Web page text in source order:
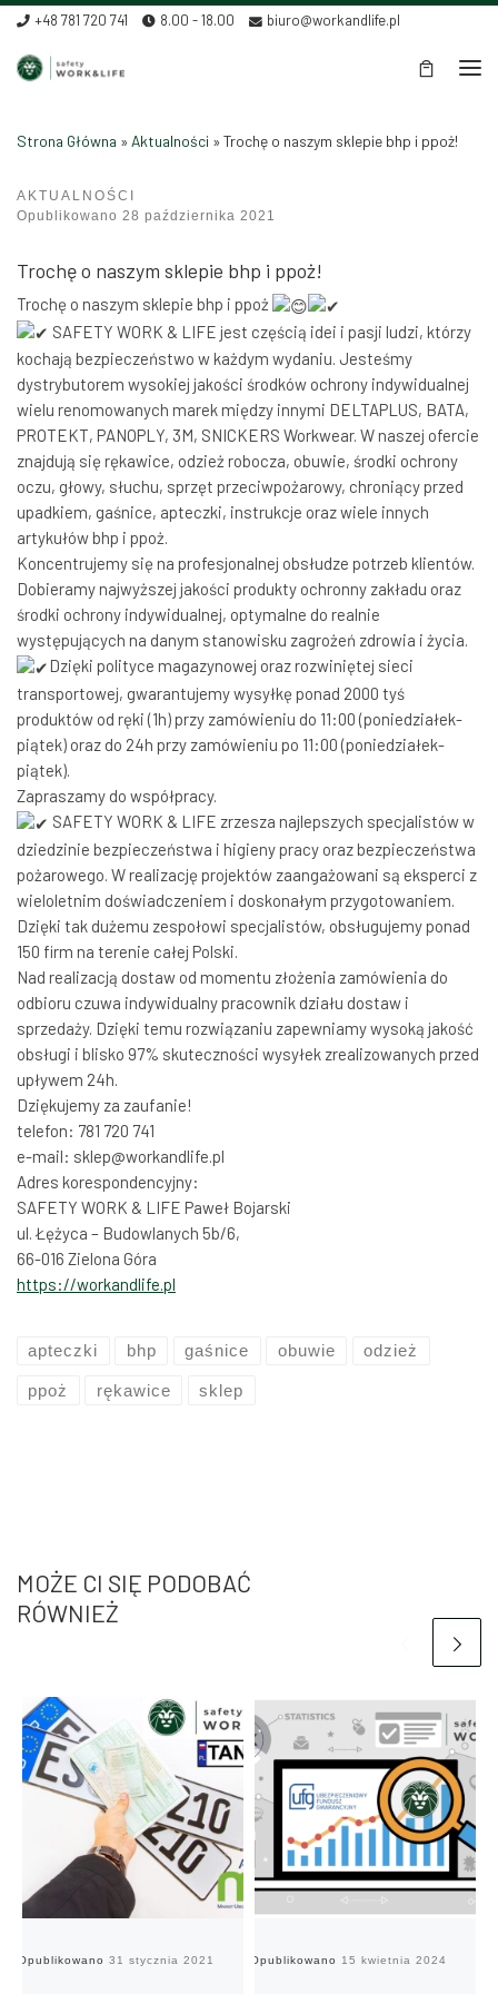
Skip to content
+48 781 720 741 8.00 - 18.00 biuro@workandlife.pl
Strona Główna » Aktualności »Trochę o naszym sklepie bhp i ppoż!
AKTUALNOŚCI
Opublikowano 28 października 2021
Trochę o naszym sklepie bhp i ppoż!
Trochę o naszym sklepie bhp i ppoż
SAFETY WORK & LIFE jest częścią idei i pasji ludzi, którzy
kochają bezpieczeństwo w każdym wydaniu. Jesteśmy
dystrybutorem wysokiej jakości środków ochrony indywidualnej
wielu renomowanych marek między innymi DELTAPLUS, BATA,
PROTEKT, PANOPLY, 3M, SNICKERS Workwear. W naszej ofercie
znajdują się rękawice, odzież robocza, obuwie, środki ochrony
oczu, głowy, słuchu, sprzęt przeciwpożarowy, chroniący przed
upadkiem, gaśnice, apteczki, instrukcje oraz wiele innych
artykułów bhp i ppoż.
Koncentrujemy się na profesjonalnej obsłudze potrzeb klientów.
Dobieramy najwyższej jakości produkty ochronny zakładu oraz
środki ochrony indywidualnej, optymalne do realnie
występujących na danym stanowisku zagrożeń zdrowia i życia.
Dzięki polityce magazynowej oraz rozwiniętej sieci
transportowej, gwarantujemy wysyłkę ponad 2000 tyś
produktów od ręki (1h) przy zamówieniu do 11:00 (poniedziałek-
piątek) oraz do 24h przy zamówieniu po 11:00 (poniedziałek-
piątek).
Zapraszamy do współpracy.
SAFETY WORK & LIFE zrzesza najlepszych specjalistów w
dziedzinie bezpieczeństwa i higieny pracy oraz bezpieczeństwa
pożarowego. W realizację projektów zaangażowani są eksperci z
wieloletnim doświadczeniem i doskonałym przygotowaniem.
Dzięki tak dużemu zespołowi specjalistów, obsługujemy ponad
150 firm na terenie całej Polski.
Nad realizacją dostaw od momentu złożenia zamówienia do
odbioru czuwa indywidualny pracownik działu dostaw i
sprzedaży. Dzięki temu rozwiązaniu zapewniamy wysoką jakość
obsługi i blisko 97% skuteczności wysyłek zrealizowanych przed
upływem 24h.
Dziękujemy za zaufanie!
telefon: 781 720 741
e-mail: sklep@workandlife.pl
Adres korespondencyjny:
SAFETY WORK & LIFE Paweł Bojarski
ul. Łężyca – Budowlanych 5b/6,
66-016 Zielona Góra
https://workandlife.pl
apteczki bhp gaśnice obuwie odzież
ppoż rękawice sklep
MOŻE CI SIĘ PODOBAĆ
RÓWNIEŻ
Opublikowano31 stycznia 2021 Opublikowano 15 kwietnia 2024